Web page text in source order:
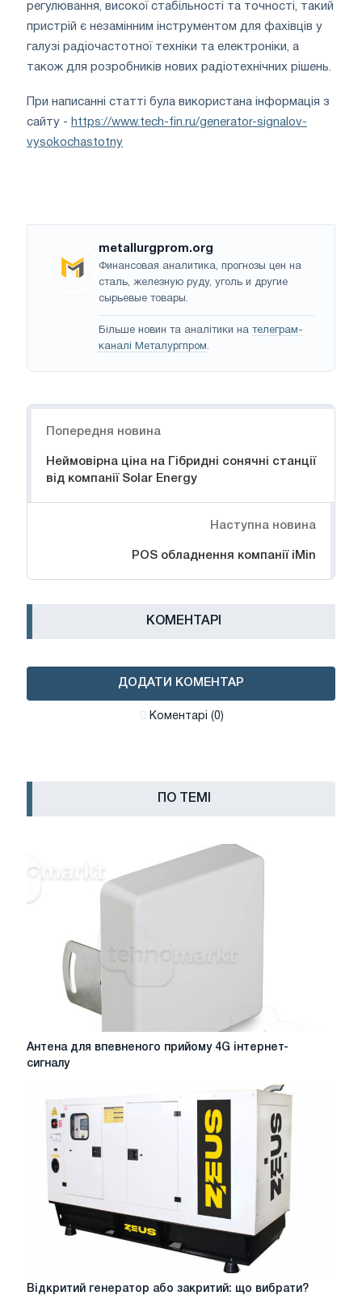
регулювання, високої стабільності та точності, такий
пристрій є незамінним інструментом для фахівців у
галузі радіочастотної техніки та електроніки, а
також для розробників нових радіотехнічних рішень.
При написанні статті була використана інформація з
сайту - https://www.tech-fin.ru/generator-signalov-
vysokochastotny
metallurgprom.org
Финансовая аналитика, прогнозы цен на
сталь, железную руду, уголь и другие
сырьевые товары.
Більше новин та аналітики на телеграм-
каналі Металургпром.
Попередня новина
Неймовірна ціна на Гібридні сонячні станції
від компанії Solar Energy
Наступна новина
POS обладнення компанії iMin
КОМЕНТАРІ
ДОДАТИ КОМЕНТАР
Коментарі (0)
ПО ТЕМІ
Антена
інтернет-
сигналу
Антена для впевненого прийому 4G інтернет-
сигналу
Відкритий
генератор
Відкритий генератор або закритий: що вибрати?